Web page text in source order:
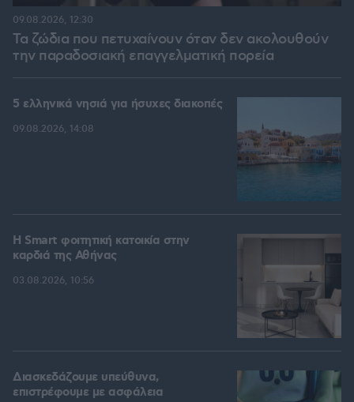
Τα ζώδια που πετυχαίνουν όταν δεν ακολουθούν
την παραδοσιακή επαγγελματική πορεία
09.08.2026, 12:30
5 ελληνικά νησιά για ήσυχες διακοπές
09.08.2026, 14:08
Η Smart φοιτητική κατοικία στην
καρδιά της Αθήνας
03.08.2026, 10:56
Διασκεδάζουμε υπεύθυνα,
επιστρέφουμε με ασφάλεια